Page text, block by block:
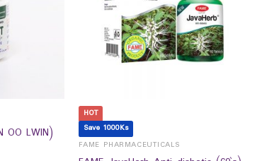
OO LWIN)
HOT
Save 1000Ks
FAME PHARMACEUTICALS